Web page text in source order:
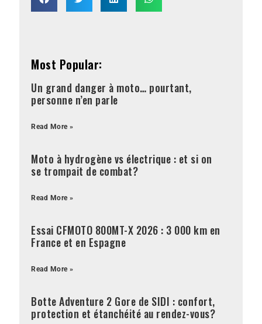
Most Popular:
Un grand danger à moto… pourtant,
personne n’en parle
Read More »
Moto à hydrogène vs électrique : et si on
se trompait de combat?
Read More »
Essai CFMOTO 800MT-X 2026 : 3 000 km en
France et en Espagne
Read More »
Botte Adventure 2 Gore de SIDI : confort,
protection et étanchéité au rendez-vous?